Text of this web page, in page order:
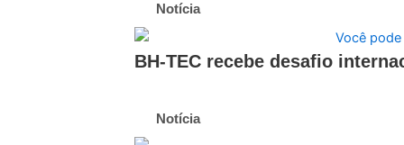
Notícia
BH-TEC recebe desafio
Notícia